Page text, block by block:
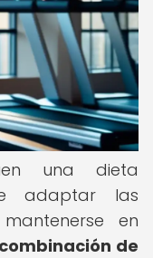
una dieta
adaptar las
en
de